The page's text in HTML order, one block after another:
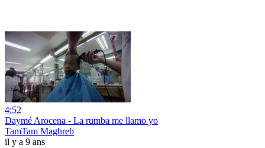
4:52
Daymé Arocena - La rumba me llamo yo
TamTam Maghreb
il y a 9 ans